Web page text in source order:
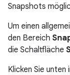
Snapshots
Um einen
den Bereich
die Schaltfläche
Klicken Sie